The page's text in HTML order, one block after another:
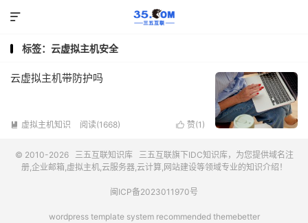

标签：云虚拟主机安全
云虚拟主机带防护吗
 虚拟主机知识 阅读(1668)  赞(1 )
© 2010-2026 三五互联知识库 三五互联旗下IDC知识库，为您提供域名注
册,企业邮箱,虚拟主机,云服务器,云计算,网站建设等领域专业的知识介绍！
闽ICP备2023011970号
wordpress template system recommended themebetter